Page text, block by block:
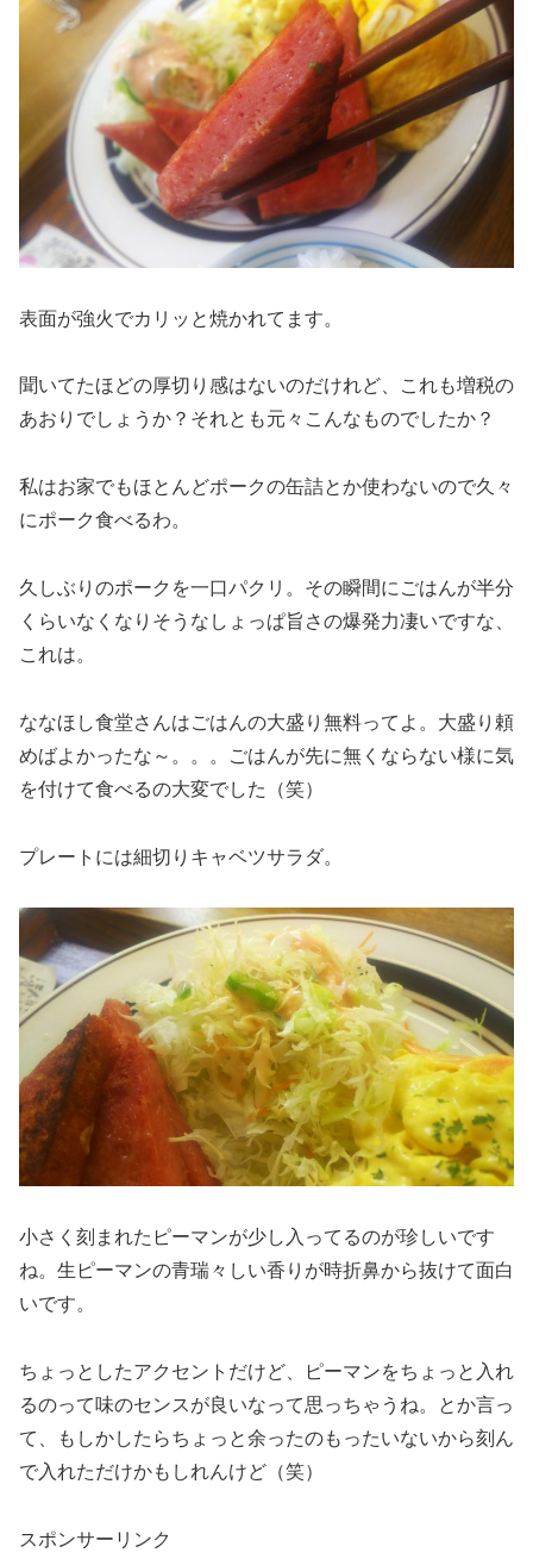
表面が強火でカリッと焼かれてます。
聞いてたほどの厚切り感はないのだけれど、これも増税の
あおりでしょうか？それとも元々こんなものでしたか？
私はお家でもほとんどポークの缶詰とか使わないので久々
にポーク食べるわ。
久しぶりのポークを一口パクリ。その瞬間にごはんが半分
くらいなくなりそうなしょっぱ旨さの爆発力凄いですな、
これは。
ななほし食堂さんはごはんの大盛り無料ってよ。大盛り頼
めばよかったな～。。。ごはんが先に無くならない様に気
を付けて食べるの大変でした（笑）
プレートには細切りキャベツサラダ。
小さく刻まれたピーマンが少し入ってるのが珍しいです
ね。生ピーマンの青瑞々しい香りが時折鼻から抜けて面白
いです。
ちょっとしたアクセントだけど、ピーマンをちょっと入れ
るのって味のセンスが良いなって思っちゃうね。とか言っ
て、もしかしたらちょっと余ったのもったいないから刻ん
で入れただけかもしれんけど（笑）
スポンサーリンク